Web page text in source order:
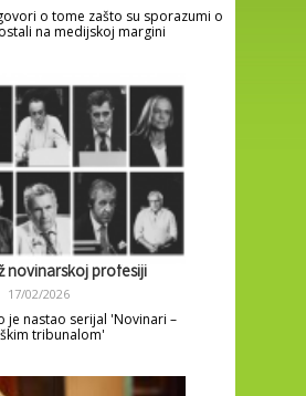
o tome zašto su sporazumi o
na medijskoj margini
novinarskoj profesiji
17/02/2026
je nastao serijal 'Novinari –
tribunalom'